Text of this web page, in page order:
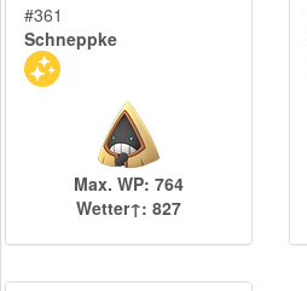
#361
Schneppke
Max. WP: 764
Wetter↑: 827